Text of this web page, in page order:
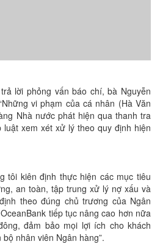
lời phỏng vấn báo chí, bà Nguyễn
vi phạm của cá nhân (Hà Văn
Nhà nước phát hiện qua thanh tra
xem xét xử lý theo quy định hiện
tôi kiên định thực hiện các mục tiêu
an toàn, tập trung xử lý nợ xấu và
theo đúng chủ trương của Ngân
tiếp tục nâng cao hơn nữa
đảm bảo mọi lợi ích cho khách
nhân viên Ngân hàng”.